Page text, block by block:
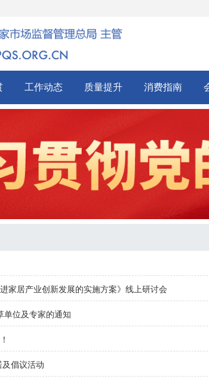
工作动态 质量提升 消费指南
家居产业创新发展的实施方案》线上研讨会
单位及专家的通知
倡议活动